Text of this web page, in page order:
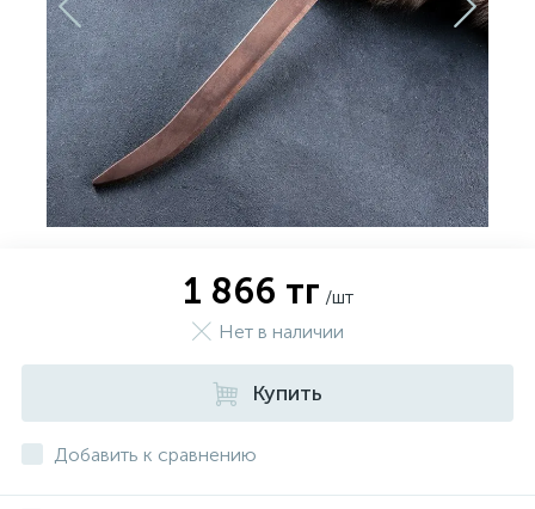
1 866 тг /шт
Нет в наличии
Купить
Добавить к сравнению